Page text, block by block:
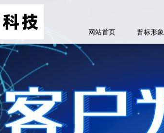
网站首页 普标形象